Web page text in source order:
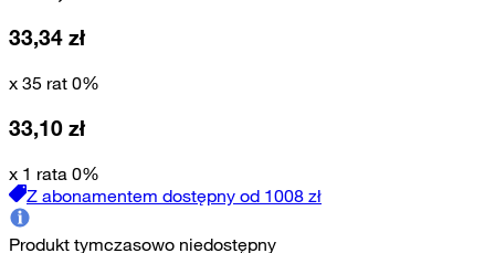
33,34 zł
x 35 rat 0%
33,10 zł
x 1 rata 0%
Z abonamentem dostępny od 1008 zł
Produkt tymczasowo niedostępny